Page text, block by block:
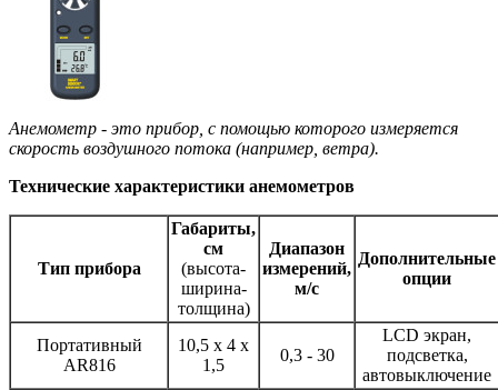
Анемометр - это прибор, с помощью которого измеряется
скорость воздушного потока (например, ветра).
Технические характеристики анемометров
Тип прибора
Габариты,
см
(высота-
ширина-
толщина)
Диапазон
измерений,
м/с
Дополнительные
опции
Портативный
AR816
10,5 х 4 х
1,5
0,3 - 30
LCD экран,
подсветка,
автовыключение